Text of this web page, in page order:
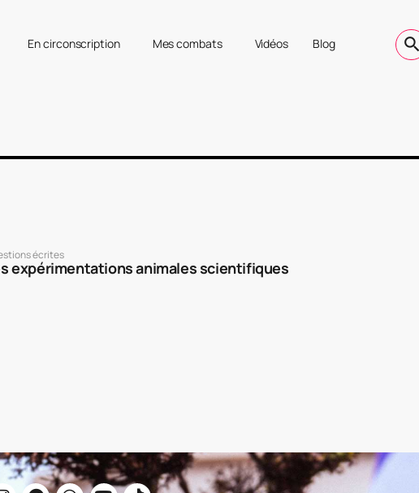
En circonscription Mes combats Vidéos Blog
écrites
expérimentations animales scientifiques